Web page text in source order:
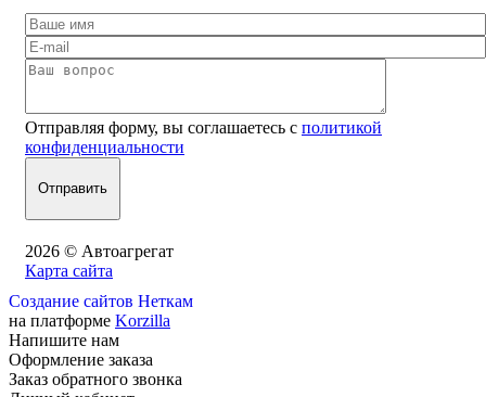
Отправляя форму, вы соглашаетесь с политикой
конфиденциальности
2026 © Автоагрегат
Карта сайта
Создание сайтов Неткам
на платформе Korzilla
Напишите нам
Оформление заказа
Заказ обратного звонка